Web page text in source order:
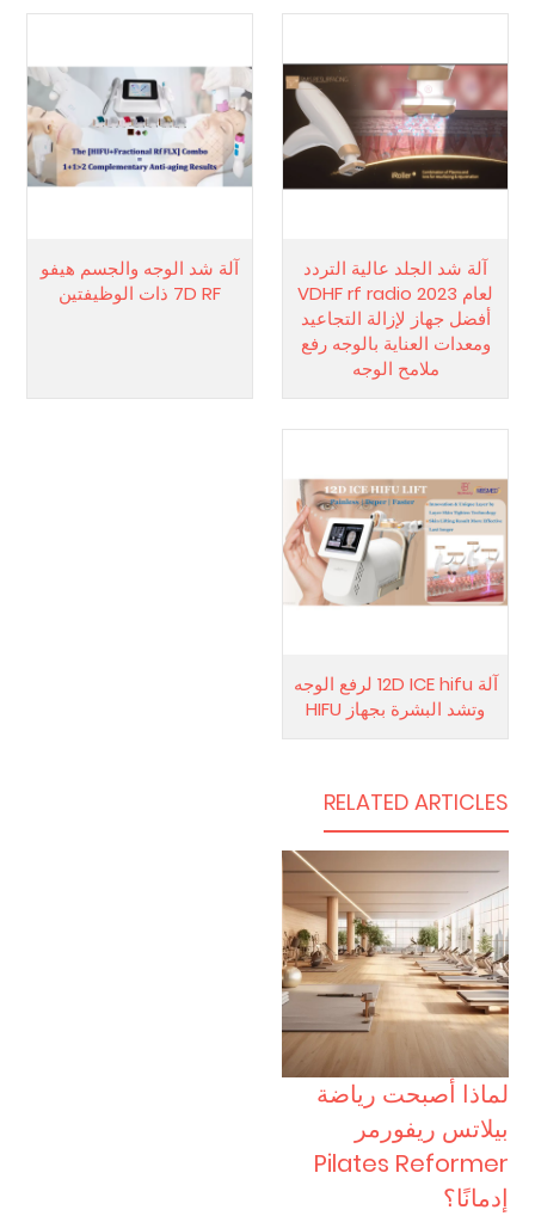
آلة شد الجلد عالية التردد
لعام 2023 VDHF rf radio
أفضل جهاز لإزالة التجاعيد
ومعدات العناية بالوجه رفع
ملامح الوجه
آلة شد الوجه والجسم هيفو
7D RF ذات الوظيفتين
آلة 12D ICE hifu لرفع الوجه
وتشد البشرة بجهاز HIFU
RELATED ARTICLES
لماذا أصبحت رياضة
بيلاتس ريفورمر
Pilates Reformer
إدمانًا؟